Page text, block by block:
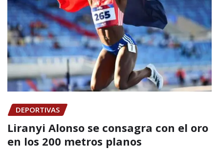
DEPORTIVAS
Liranyi Alonso se consagra con el oro
en los 200 metros planos